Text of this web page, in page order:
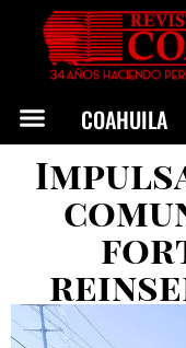
COAHUILA